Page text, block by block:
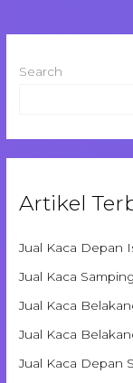
Search
Artikel
Jual Kaca Depan
Jual Kaca
Jual Kaca
Jual Kaca
Jual Kaca Depan